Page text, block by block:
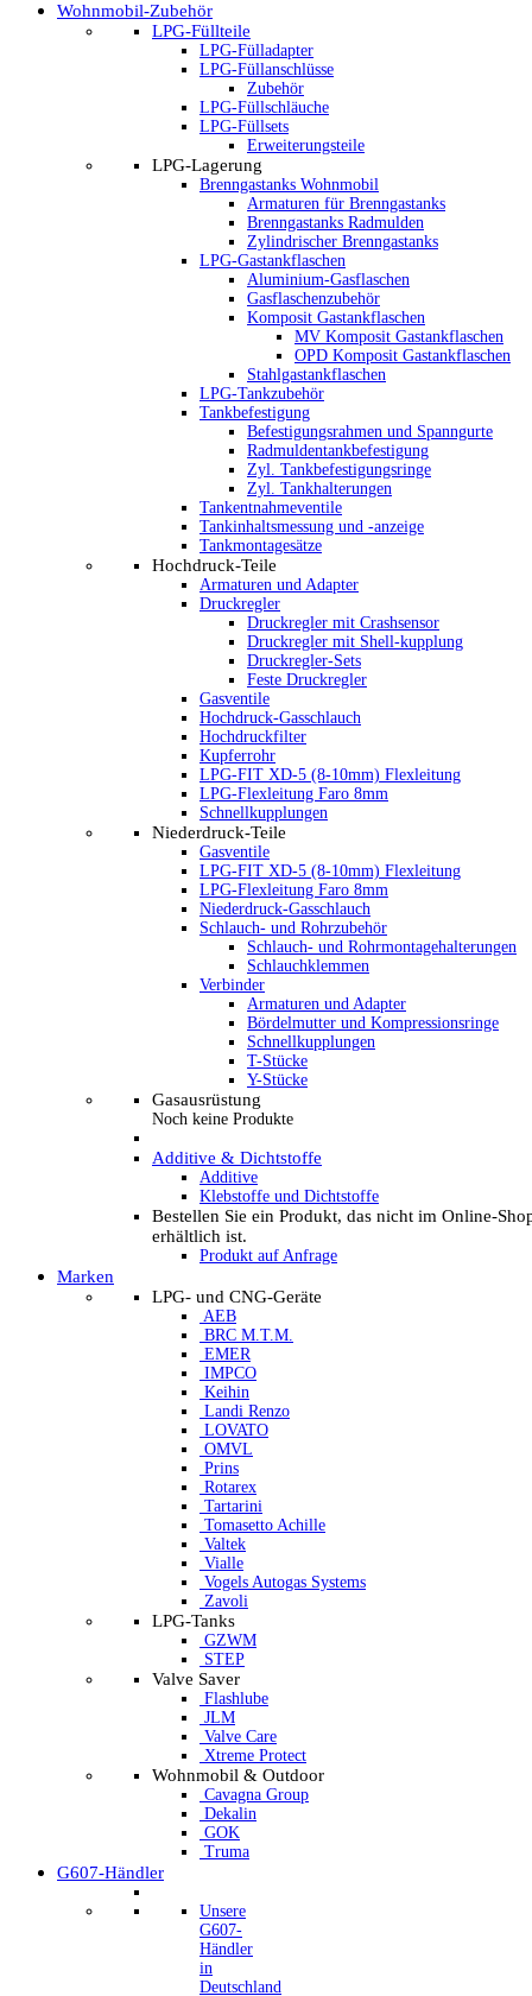
Wohnmobil-Zubehör
LPG-Füllteile
LPG-Fülladapter
LPG-Füllanschlüsse
Zubehör
LPG-Füllschläuche
LPG-Füllsets
Erweiterungsteile
LPG-Lagerung
Brenngastanks Wohnmobil
Armaturen für Brenngastanks
Brenngastanks Radmulden
Zylindrischer Brenngastanks
LPG-Gastankflaschen
Aluminium-Gasflaschen
Gasflaschenzubehör
Komposit Gastankflaschen
MV Komposit Gastankflaschen
OPD Komposit Gastankflaschen
Stahlgastankflaschen
LPG-Tankzubehör
Tankbefestigung
Befestigungsrahmen und Spanngurte
Radmuldentankbefestigung
Zyl. Tankbefestigungsringe
Zyl. Tankhalterungen
Tankentnahmeventile
Tankinhaltsmessung und -anzeige
Tankmontagesätze
Hochdruck-Teile
Armaturen und Adapter
Druckregler
Druckregler mit Crashsensor
Druckregler mit Shell-kupplung
Druckregler-Sets
Feste Druckregler
Gasventile
Hochdruck-Gasschlauch
Hochdruckfilter
Kupferrohr
LPG-FIT XD-5 (8-10mm) Flexleitung
LPG-Flexleitung Faro 8mm
Schnellkupplungen
Niederdruck-Teile
Gasventile
LPG-FIT XD-5 (8-10mm) Flexleitung
LPG-Flexleitung Faro 8mm
Niederdruck-Gasschlauch
Schlauch- und Rohrzubehör
Schlauch- und Rohrmontagehalterungen
Schlauchklemmen
Verbinder
Armaturen und Adapter
Bördelmutter und Kompressionsringe
Schnellkupplungen
T-Stücke
Y-Stücke
Gasausrüstung
Noch keine Produkte
Additive & Dichtstoffe
Additive
Klebstoffe und Dichtstoffe
Bestellen Sie ein Produkt, das nicht im Online-
erhältlich ist.
Produkt auf Anfrage
Marken
LPG- und CNG-Geräte
AEB
BRC M.T.M.
EMER
IMPCO
Keihin
Landi Renzo
LOVATO
OMVL
Prins
Rotarex
Tartarini
Tomasetto Achille
Valtek
Vialle
Vogels Autogas Systems
Zavoli
LPG-Tanks
GZWM
STEP
Valve Saver
Flashlube
JLM
Valve Care
Xtreme Protect
Wohnmobil & Outdoor
Cavagna Group
Dekalin
GOK
Truma
G607-Händler
Unsere
G607-
Händler
in
Deutschland